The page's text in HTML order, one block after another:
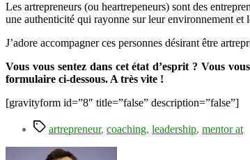
Les artrepreneurs (ou heartrepeneurs) sont des
une authenticité qui rayonne sur leur environnement et
J’adore accompagner ces personnes désirant être
Vous vous sentez dans cet état d’esprit ? Vous
formulaire ci-dessous. A très vite !
[gravityform id=”8″ title=”false” description=”false”]
Étiquettes
artrepreneur, coaching, leadership, mentor at